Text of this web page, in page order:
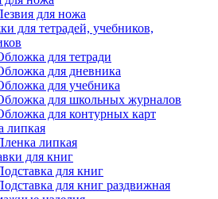
для ножа
для тетрадей, учебников,
для тетради
для дневника
для учебника
для школьных журналов
для контурных карт
липкая
липкая
для книг
для книг
для книг раздвижная